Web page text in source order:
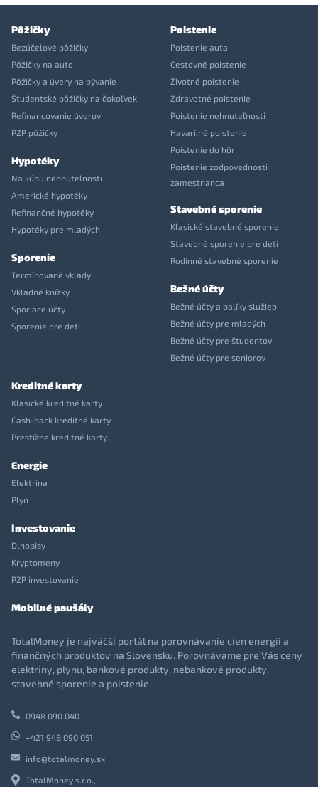
Pôžičky
Bezúčelové pôžičky
Pôžičky na auto
Pôžičky a úvery na bývanie
Študentské pôžičky na čokoľvek
Refinancovanie úverov
P2P pôžičky
Hypotéky
Na kúpu nehnuteľnosti
Americké hypotéky
Refinančné hypotéky
Hypotéky pre mladých
Sporenie
Termínované vklady
Vkladné knížky
Sporiace účty
Sporenie pre deti
Poistenie
Poistenie auta
Cestovné poistenie
Životné poistenie
Zdravotné poistenie
Poistenie nehnuteľnosti
Havarijné poistenie
Poistenie do hôr
Poistenie zodpovednosti
zamestnanca
Stavebné sporenie
Klasické stavebné sporenie
Stavebné sporenie pre deti
Rodinné stavebné sporenie
Bežné účty
Bežné účty a balíky služieb
Bežné účty pre mladých
Bežné účty pre študentov
Bežné účty pre seniorov
Kreditné karty
Klasické kreditné karty
Cash-back kreditné karty
Prestížne kreditné karty
Energie
Elektrina
Plyn
Investovanie
Dlhopisy
Kryptomeny
P2P investovanie
Mobilné paušály
TotalMoney je najväčší portál na porovnávanie cien energií a
finančných produktov na Slovensku. Porovnávame pre Vás ceny
elektriny, plynu, bankové produkty, nebankové produkty,
stavebné sporenie a poistenie.
0948 090 040
+421 948 090 051
info@totalmoney.sk
TotalMoney s.r.o.,